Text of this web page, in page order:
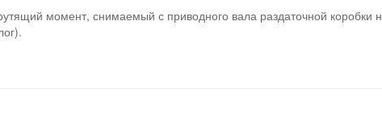
момент, снимаемый с приводного вала раздаточной коробки